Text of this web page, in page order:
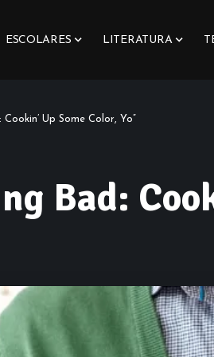
ESCOLARES LITERATURA
Up Some Color, Yo”
Bad: